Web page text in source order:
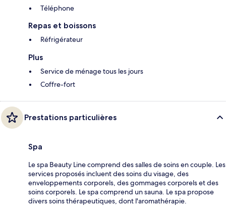
Téléphone
Repas et boissons
Réfrigérateur
Plus
Service de ménage tous les jours
Coffre-fort
Prestations particulières
Spa
Le spa Beauty Line comprend des salles de soins en couple. Les
services proposés incluent des soins du visage, des
enveloppements corporels, des gommages corporels et des
soins corporels. Le spa comprend un sauna. Le spa propose
divers soins thérapeutiques, dont l'aromathérapie.